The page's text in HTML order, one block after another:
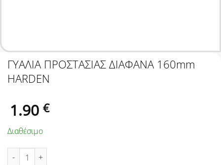
ΓΥΑΛΙΑ ΠΡΟΣΤΑΣΙΑΣ ΔΙΑΦΑΝΑ 160mm
HARDEN
1.90 €
Διαθέσιμο
ΓΥΑΛΙΑ ΠΡΟΣΤΑΣΙΑΣ ΔΙΑΦΑΝΑ 160mm HARDEN ποσότητα